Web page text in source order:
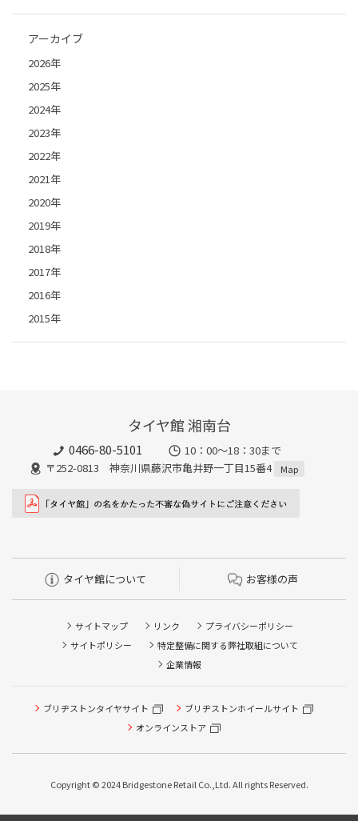
アーカイブ
2026年
2025年
2024年
2023年
2022年
2021年
2020年
2019年
2018年
2017年
2016年
2015年
タイヤ館 湘南台
0466-80-5101
10：00～18：30まで
〒252-0813 神奈川県藤沢市亀井野一丁目15番4
Map
タイヤ館について お客様の声
サイトマップ リンク
プライバシーポリシー
サイトポリシー
特定整備に関する弊社取組について
企業情報
ブリヂストンタイヤサイト
ブリヂストンホイールサイト
オンラインストア
Copyright © 2024 Bridgestone Retail Co.,Ltd. All rights Reserved.
タイヤ点検・安全点検/タイヤ履き替え/オイル交換/その他
ピット作業の予約
本日のタイヤ履き替え順番待ち予約 ※クローク契約会員の